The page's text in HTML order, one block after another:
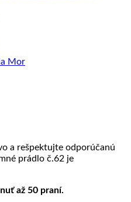
Mor
a rešpektujte odporúčanú
prádlo č.62 je
až 50 praní.